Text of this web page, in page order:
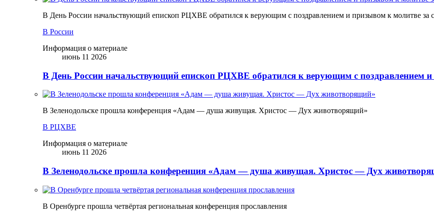
В День России начальствующий епископ РЦХВЕ обратился к верующим с поздравлением и призывом к молитве за
В России
Информация о материале
июнь 11 2026
В День России начальствующий епископ РЦХВЕ обратился к верующим с поздравлением
В Зеленодольске прошла конференция «Адам — душа живущая. Христос — Дух животворящий»
В РЦХВЕ
Информация о материале
июнь 11 2026
В Зеленодольске прошла конференция «Адам — душа живущая. Христос — Дух
В Оренбурге прошла четвёртая региональная конференция прославления